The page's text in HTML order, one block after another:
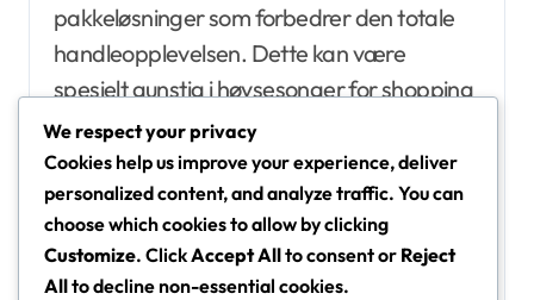
pakkeløsninger som forbedrer den totale
handleopplevelsen. Dette kan være
spesielt gunstig i høysesonger for shopping
når konkurransen om tilbud er høy.
Det er imidlertid viktig å vurdere
kvalifikasjonskriteriene for disse kodene, da
de kanskje bare gjelder for bestemte
We respect your privacy
Cookies help us improve your experience, deliver
personalized content, and analyze traffic. You can
choose which cookies to allow by clicking
Customize. ClickAccept Allto consent or Reject
Allto decline non-essential cookies.